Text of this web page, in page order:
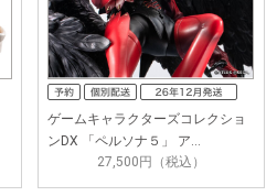
ゲームキャラクターズコレクショ
ンDX 「ペルソナ５」 ア…
27,500円（税込）